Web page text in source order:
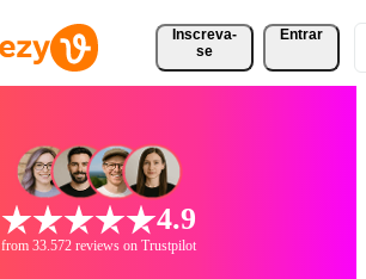
Inscreva-
se
Entrar
4.9
from 33.572 reviews on Trustpilot